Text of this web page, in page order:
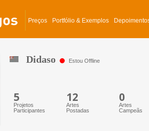
Preços Portfólio & Exemplos
Didaso Estou Offline
5
Projetos
Participantes
12
Artes
Postadas
0
Artes
Campeãs